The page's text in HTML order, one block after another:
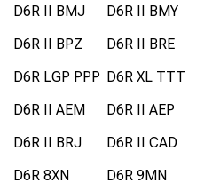
D6R II BMJ
D6R II BMY
D6R II BPZ
D6R II BRE
D6R LGP PPP D6R XL TTT
D6R II AEM
D6R II AEP
D6R II BRJ
D6R II CAD
D6R 8XN D6R 9MN